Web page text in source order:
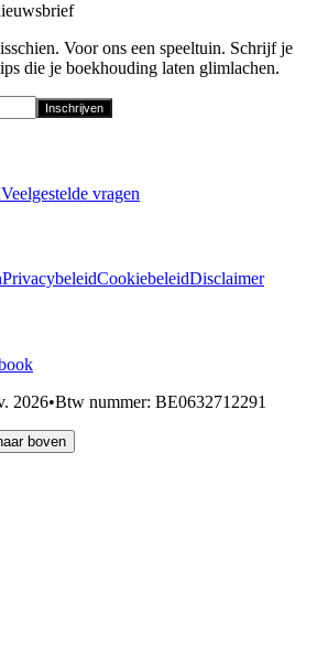
Voor ons een speeltuin. Schrijf je
die je boekhouding laten glimlachen.
Inschrijven
Veelgestelde vragen
PrivacybeleidCookiebeleidDisclaimer
2026•Btw nummer: BE0632712291
boven